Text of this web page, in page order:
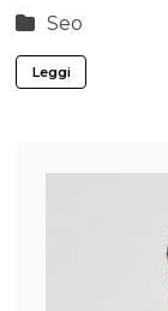
Seo
Leggi